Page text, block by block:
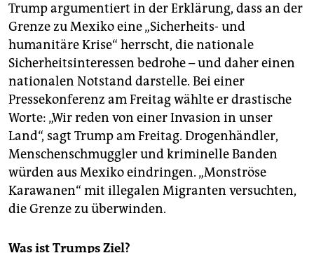
Trump argumentiert in der Erklärung, dass an der
Grenze zu Mexiko eine „Sicherheits- und
humanitäre Krise“ herrscht, die nationale
Sicherheitsinteressen bedrohe – und daher einen
nationalen Notstand darstelle. Bei einer
Pressekonferenz am Freitag wählte er drastische
Worte: „Wir reden von einer Invasion in unser
Land“, sagt Trump am Freitag. Drogenhändler,
Menschenschmuggler und kriminelle Banden
würden aus Mexiko eindringen. „Monströse
Karawanen“ mit illegalen Migranten versuchten,
die Grenze zu überwinden.
Was ist Trumps Ziel?